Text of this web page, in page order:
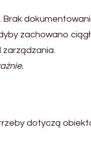
zachowano
dotyczą